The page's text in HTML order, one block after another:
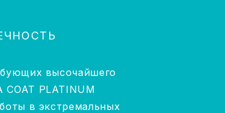
высочайшего
PLATINUM
в экстремальных